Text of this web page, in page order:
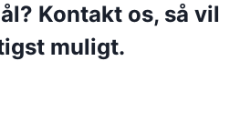
Kontakt os, så vil
muligt.